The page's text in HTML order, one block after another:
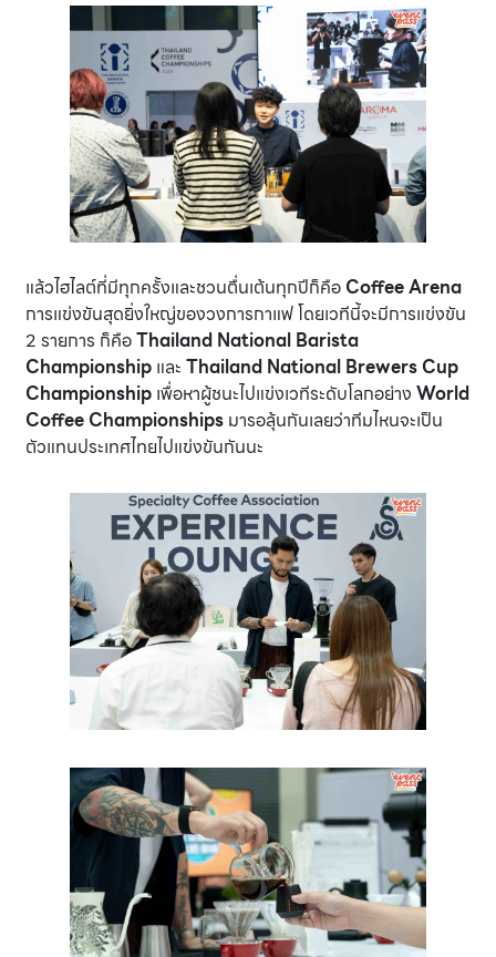
แล้วไฮไลต์ที่มีทุกครั้งและชวนตื่นเต้นทุกปีก็คือ Coffee Arena
การแข่งขันสุดยิ่งใหญ่ของวงการกาแฟ โดยเวทีนี้จะมีการแข่งขัน
2 รายการ ก็คือThailand National Barista
Championship และ Thailand National Brewers Cup
Championship เพื่อหาผู้ชนะไปแข่งเวทีระดับโลกอย่าง World
Coffee Championships มารอลุ้นกันเลยว่าทีมไหนจะเป็น
ตัวแทนประเทศไทยไปแข่งขันกันนะ